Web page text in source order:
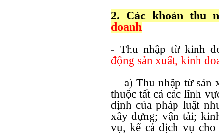
2. Các khoản thu
doanh
- Thu nhập từ kinh
động sản xuất, kinh
a) Thu nhập từ sản
thuộc tất cả các lĩnh
định của pháp luật
xây dựng; vận tải;
vụ, kể cả dịch vụ cho